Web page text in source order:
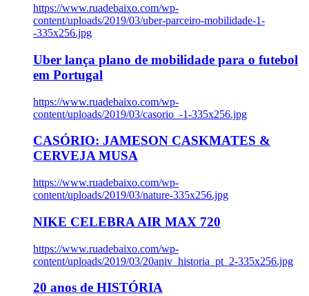
https://www.ruadebaixo.com/wp-
content/uploads/2019/03/uber-parceiro-mobilidade-1-
-335x256.jpg
Uber lança plano de mobilidade para o futebol
em Portugal
https://www.ruadebaixo.com/wp-
content/uploads/2019/03/casorio_-1-335x256.jpg
CASÓRIO: JAMESON CASKMATES &
CERVEJA MUSA
https://www.ruadebaixo.com/wp-
content/uploads/2019/03/nature-335x256.jpg
NIKE CELEBRA AIR MAX 720
https://www.ruadebaixo.com/wp-
content/uploads/2019/03/20aniv_historia_pt_2-335x256.jpg
20 anos de HISTÓRIA